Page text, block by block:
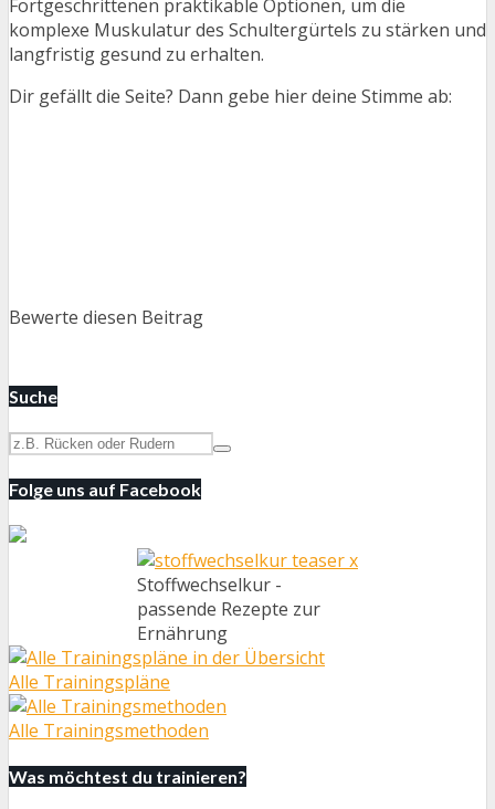
Fortgeschrittenen praktikable Optionen, um die
komplexe Muskulatur des Schultergürtels zu stärken und
langfristig gesund zu erhalten.
Dir gefällt die Seite? Dann gebe hier deine Stimme ab:
Bewerte diesen Beitrag
Suche
Folge uns auf Facebook
Stoffwechselkur -
passende Rezepte zur
Ernährung
Alle Trainingspläne
Alle Trainingsmethoden
Was möchtest du trainieren?